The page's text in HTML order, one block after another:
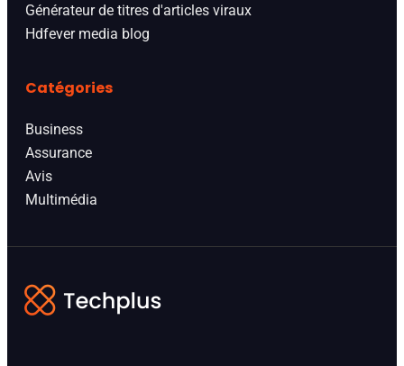
Générateur de titres d'articles viraux
Hdfever media blog
Catégories
Business
Assurance
Avis
Multimédia